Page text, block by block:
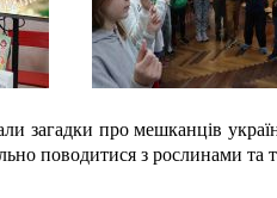
загадки про мешканців
поводитися з рослинами